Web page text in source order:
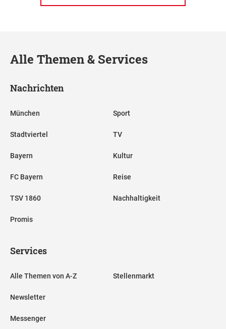
Alle Themen & Services
Nachrichten
München
Stadtviertel
Bayern
FC Bayern
TSV 1860
Promis
Sport
TV
Kultur
Reise
Nachhaltigkeit
Services
Alle Themen von A-Z
Newsletter
Messenger
Stellenmarkt